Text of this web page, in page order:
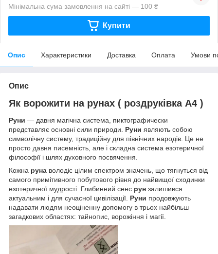
Мінімальна сума замовлення на сайті — 100 ₴
Купити
Опис Характеристики Доставка Оплата Умови
Опис
Як ворожити на рунах ( роздруківка А4 )
Руни ― давня магічна система, пиктографически
представляє основні сили природи. Руни являють собою
символічну систему, традиційну для північних народів. Це не
просто давня писемність, але і складна система езотеричної
філософії і шлях духовного посвячення.
Кожна руна володіє цілим спектром значень, що тягнуться від
самого примітивного побутового рівня до найвищої сходинки
езотеричної мудрості. Глибинний сенс рун залишився
актуальним і для сучасної цивілізації. Руни продовжують
надавати людям неоціненну допомогу в трьох найбільш
загадкових областях: тайнопис, ворожіння і магії.